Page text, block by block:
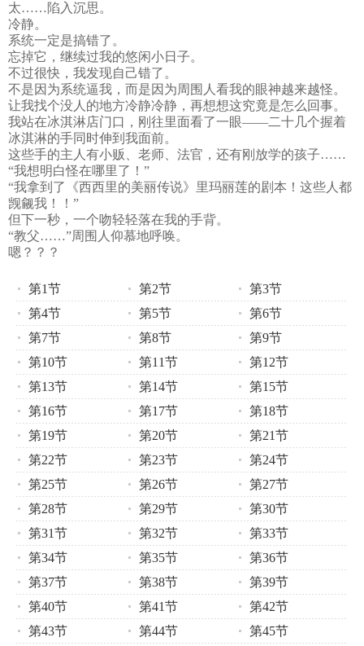
太……陷入沉思。
冷静。
系统一定是搞错了。
忘掉它，继续过我的悠闲小日子。
不过很快，我发现自己错了。
不是因为系统逼我，而是因为周围人看我的眼神越来越怪。
让我找个没人的地方冷静冷静，再想想这究竟是怎么回事。
我站在冰淇淋店门口，刚往里面看了一眼——二十几个握着
冰淇淋的手同时伸到我面前。
这些手的主人有小贩、老师、法官，还有刚放学的孩子……
“我想明白怪在哪里了！”
“我拿到了《西西里的美丽传说》里玛丽莲的剧本！这些人都
觊觎我！！”
但下一秒，一个吻轻轻落在我的手背。
“教父……”周围人仰慕地呼唤。
嗯？？？
第1节 第2节
第3节
第4节
第5节
第6节
第7节
第8节
第9节
第10节
第11节
第12节
第13节
第14节
第15节
第16节
第17节
第18节
第19节
第20节
第21节
第22节
第23节
第24节
第25节
第26节
第27节
第28节
第29节
第30节
第31节
第32节
第33节
第34节
第35节
第36节
第37节
第38节
第39节
第40节
第41节
第42节
第43节
第44节
第45节